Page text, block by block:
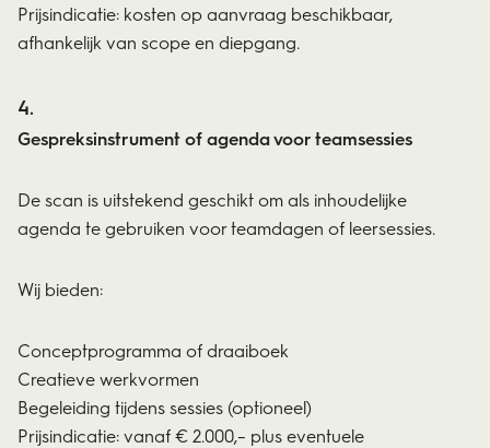
Prijsindicatie: kosten op aanvraag beschikbaar,
afhankelijk van scope en diepgang.
Gespreksinstrument of agenda voor teamsessies
De scan is uitstekend geschikt om als inhoudelijke
agenda te gebruiken voor teamdagen of leersessies.
Wij bieden:
Conceptprogramma of draaiboek
Creatieve werkvormen
Begeleiding tijdens sessies (optioneel)
Prijsindicatie: vanaf € 2.000,– plus eventuele